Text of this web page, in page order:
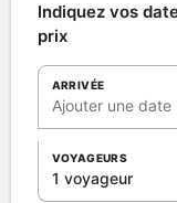
Indiquez vos
prix
ARRIVÉE
Ajouter une date
VOYAGEURS
1 voyageur